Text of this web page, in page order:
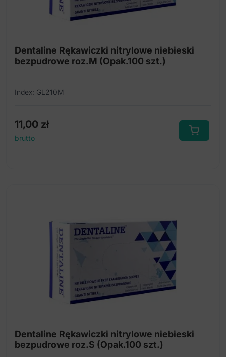
Dentaline Rękawiczki nitrylowe niebieski
bezpudrowe roz.M (Opak.100 szt.)
Index: GL210M
11,00 zł
brutto
Dentaline Rękawiczki nitrylowe niebieski
bezpudrowe roz.S (Opak.100 szt.)